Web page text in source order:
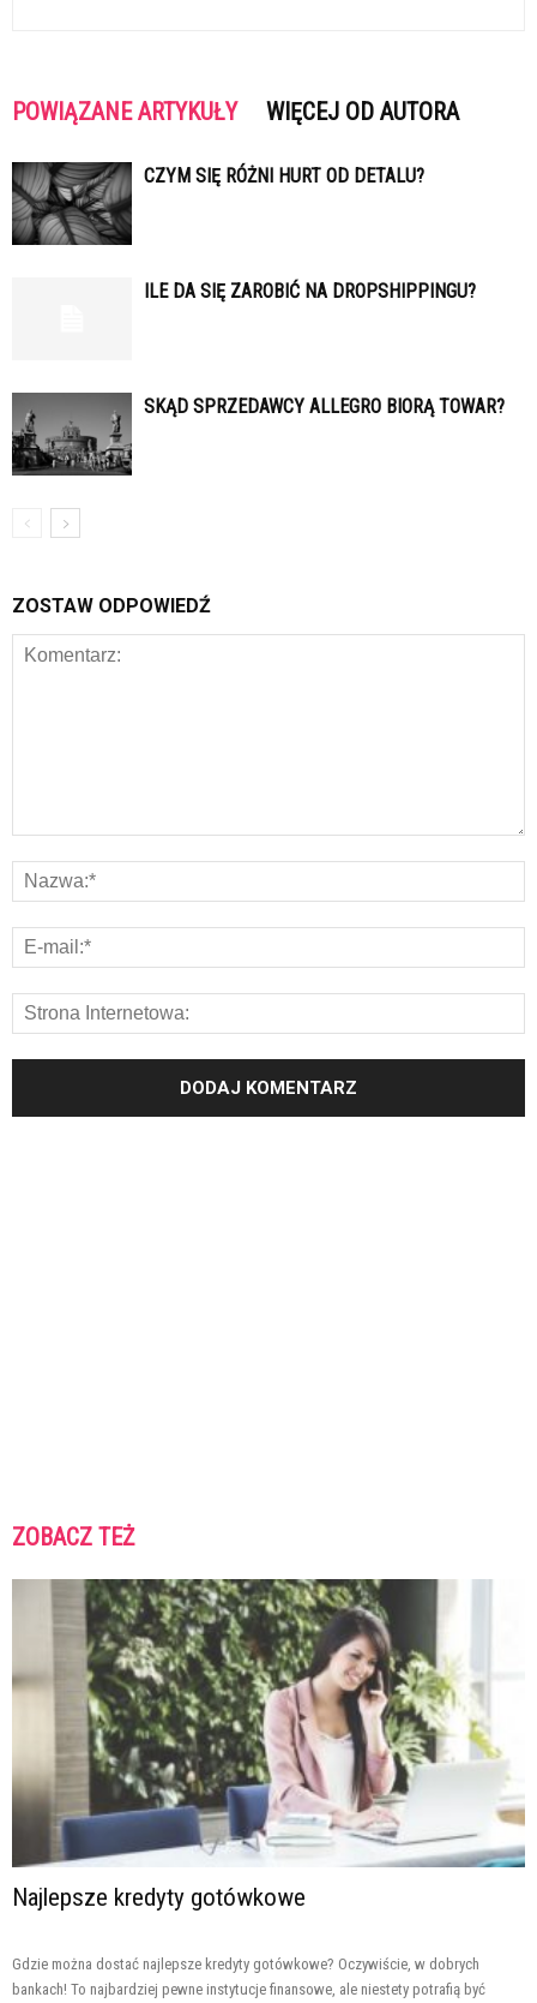
POWIĄZANE ARTYKUŁY WIĘCEJ OD AUTORA
CZYM SIĘ RÓŻNI HURT OD DETALU?
ILE DA SIĘ ZAROBIĆ NA DROPSHIPPINGU?
SKĄD SPRZEDAWCY ALLEGRO BIORĄ TOWAR?
ZOSTAW ODPOWIEDŹ
ZOBACZ TEŻ
Najlepsze kredyty gotówkowe
Gdzie można dostać najlepsze kredyty gotówkowe? Oczywiście, w dobrych
bankach! To najbardziej pewne instytucje finansowe, ale niestety potrafią być